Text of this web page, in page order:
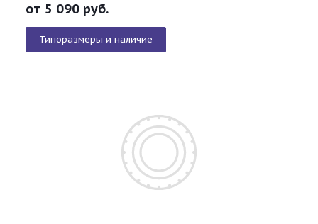
от 5 090 руб.
Типоразмеры и наличие